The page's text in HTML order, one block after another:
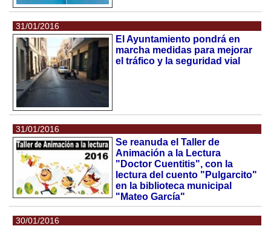
31/01/2016
El Ayuntamiento pondrá en
marcha medidas para mejorar
el tráfico y la seguridad vial
31/01/2016
Se reanuda el Taller de
Animación a la Lectura
"Doctor Cuentitis", con la
lectura del cuento "Pulgarcito"
en la biblioteca municipal
"Mateo García"
30/01/2016